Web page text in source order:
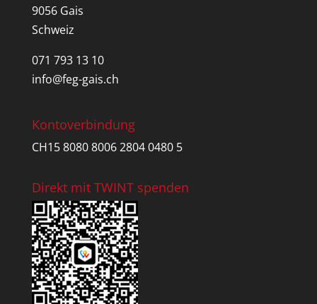
9056 Gais
Schweiz
071 793 13 10
info@feg-gais.ch
Kontoverbindung
CH15 8080 8006 2804 0480 5
Direkt mit TWINT spenden